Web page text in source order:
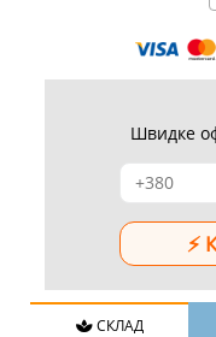
Швидке
СКЛАД